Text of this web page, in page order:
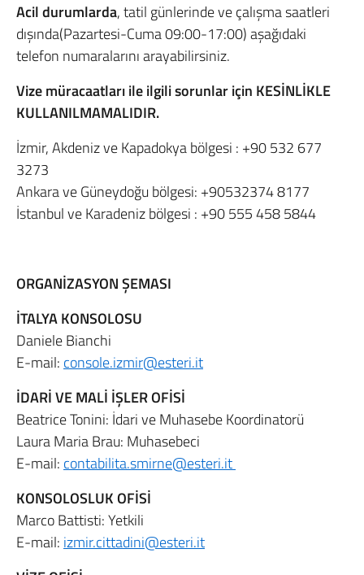
Acil durumlarda, tatil günlerinde ve çalışma saatleri
dışında(Pazartesi-Cuma 09:00-17:00) aşağıdaki
telefon numaralarını arayabilirsiniz.
Vize müracaatları ile ilgili sorunlar için KESİNLİKLE
KULLANILMAMALIDIR.
İzmir, Akdeniz ve Kapadokya bölgesi : +90 532 677
3273
Ankara ve Güneydoğu bölgesi: +90532374 8177
İstanbul ve Karadeniz bölgesi : +90 555 458 5844
ORGANİZASYON ŞEMASI
İTALYA KONSOLOSU
Daniele Bianchi
E-mail: console.izmir@esteri.it
İDARİ VE MALİ İŞLER OFİSİ
Beatrice Tonini: İdari ve Muhasebe Koordinatorü
Laura Maria Brau: Muhasebeci
E-mail: contabilita.smirne@esteri.it
KONSOLOSLUK OFİSİ
Marco Battisti: Yetkili
E-mail: izmir.cittadini@esteri.it